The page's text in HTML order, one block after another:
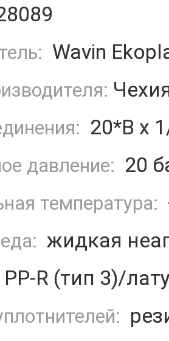
Wavin
20*В х
давление: 20
температура:
жидкая
PP-R (тип 3)/